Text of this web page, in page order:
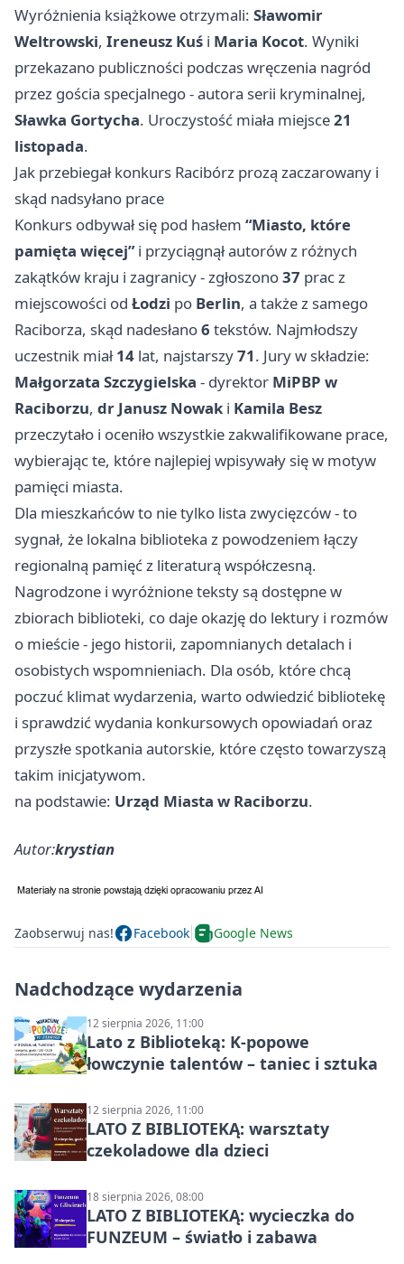
Wyróżnienia książkowe otrzymali: Sławomir
Weltrowski, Ireneusz Kuś i Maria Kocot. Wyniki
przekazano publiczności podczas wręczenia nagród
przez gościa specjalnego - autora serii kryminalnej,
Sławka Gortycha. Uroczystość miała miejsce21
listopada.
Jak przebiegał konkurs Racibórz prozą zaczarowany i
skąd nadsyłano prace
Konkurs odbywał się pod hasłem “Miasto, które
pamięta więcej”i przyciągnął autorów z różnych
zakątków kraju i zagranicy - zgłoszono37 prac z
miejscowości od Łodzi po Berlin, a także z samego
Raciborza, skąd nadesłano6 tekstów. Najmłodszy
uczestnik miał14 lat, najstarszy71. Jury w składzie:
Małgorzata Szczygielska - dyrektor MiPBP w
Raciborzu, dr Janusz Nowak i Kamila Besz
przeczytało i oceniło wszystkie zakwalifikowane prace,
wybierając te, które najlepiej wpisywały się w motyw
pamięci miasta.
Dla mieszkańców to nie tylko lista zwycięzców - to
sygnał, że lokalna biblioteka z powodzeniem łączy
regionalną pamięć z literaturą współczesną.
Nagrodzone i wyróżnione teksty są dostępne w
zbiorach biblioteki, co daje okazję do lektury i rozmów
o mieście - jego historii, zapomnianych detalach i
osobistych wspomnieniach. Dla osób, które chcą
poczuć klimat wydarzenia, warto odwiedzić bibliotekę
i sprawdzić wydania konkursowych opowiadań oraz
przyszłe spotkania autorskie, które często towarzyszą
takim inicjatywom.
na podstawie: Urząd Miasta w Raciborzu.
Autor:krystian
Zaobserwuj nas! Facebook Google News
Nadchodzące wydarzenia
12 sierpnia 2026, 11:00
Lato z Biblioteką: K-popowe
łowczynie talentów – taniec i sztuka
12 sierpnia 2026, 11:00
LATO Z BIBLIOTEKĄ: warsztaty
czekoladowe dla dzieci
18 sierpnia 2026, 08:00
LATO Z BIBLIOTEKĄ: wycieczka do
FUNZEUM – światło i zabawa